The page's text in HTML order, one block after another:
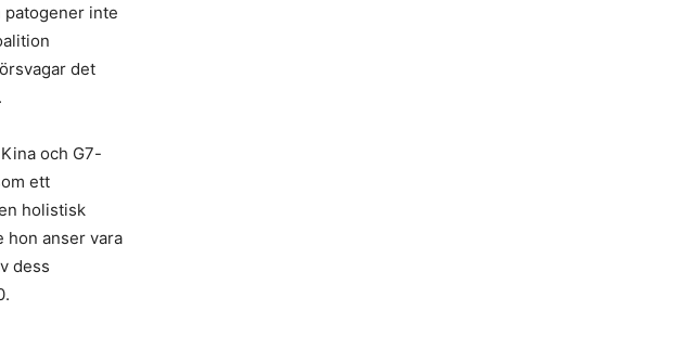
patogener inte
det
och G7-
ett
holistisk
hon anser vara
dess